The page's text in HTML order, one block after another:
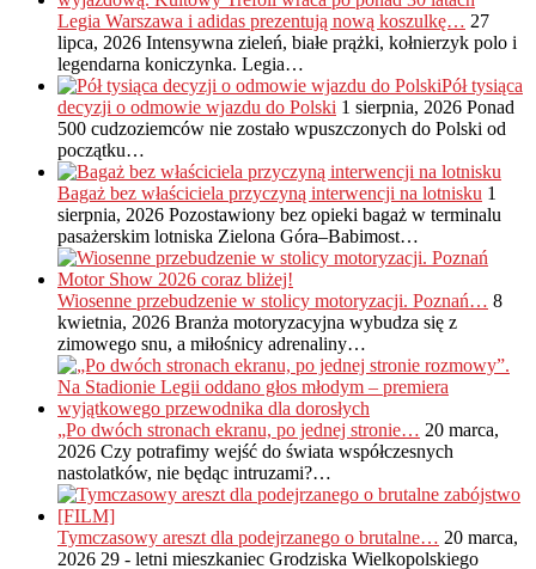
Legia Warszawa i adidas prezentują nową koszulkę… 27
lipca, 2026 Intensywna zieleń, białe prążki, kołnierzyk polo i
legendarna koniczynka. Legia…
Pół tysiąca
decyzji o odmowie wjazdu do Polski 1 sierpnia, 2026 Ponad
500 cudzoziemców nie zostało wpuszczonych do Polski od
początku…
Bagaż bez właściciela przyczyną interwencji na lotnisku 1
sierpnia, 2026 Pozostawiony bez opieki bagaż w terminalu
pasażerskim lotniska Zielona Góra–Babimost…
Wiosenne przebudzenie w stolicy motoryzacji. Poznań… 8
kwietnia, 2026 Branża motoryzacyjna wybudza się z
zimowego snu, a miłośnicy adrenaliny…
„Po dwóch stronach ekranu, po jednej stronie… 20 marca,
2026 Czy potrafimy wejść do świata współczesnych
nastolatków, nie będąc intruzami?…
Tymczasowy areszt dla podejrzanego o brutalne… 20 marca,
2026 29 - letni mieszkaniec Grodziska Wielkopolskiego